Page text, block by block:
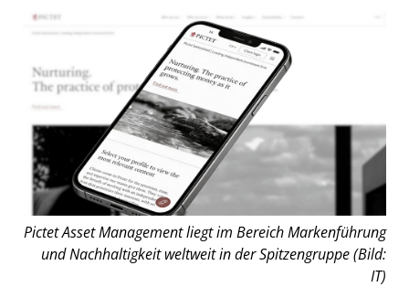
Pictet Asset Management liegt im Bereich Markenführung
und Nachhaltigkeit weltweit in der Spitzengruppe (Bild:
IT)